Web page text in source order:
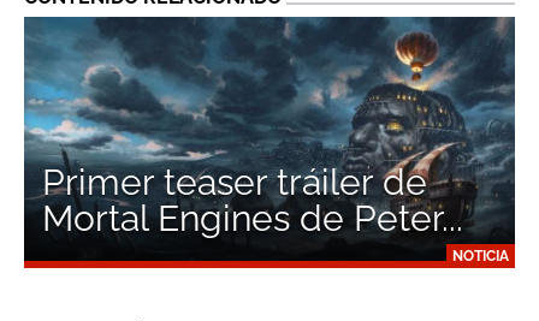
NOTICIA
Primer teaser tráiler de
Mortal Engines de Peter...